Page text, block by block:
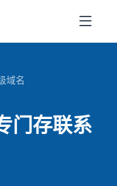
域名
门存联系